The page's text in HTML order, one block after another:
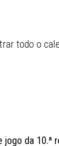
todo o
jogo da